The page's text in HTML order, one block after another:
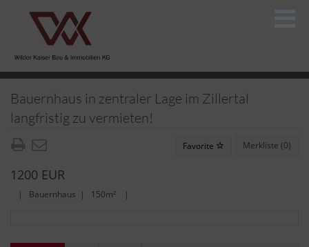
Bauernhaus in zentraler Lage im Zillertal
langfristig zu vermieten!
Merkliste (0)
Favorite
1200 EUR
| Bauernhaus | 150m² |